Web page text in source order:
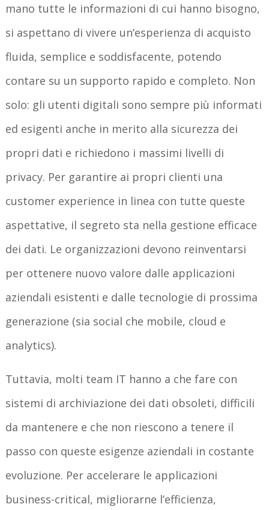
mano tutte le informazioni di cui hanno bisogno,
si aspettano di vivere un’esperienza di acquisto
fluida, semplice e soddisfacente, potendo
contare su un supporto rapido e completo. Non
solo: gli utenti digitali sono sempre più informati
ed esigenti anche in merito alla sicurezza dei
propri dati e richiedono i massimi livelli di
privacy. Per garantire ai propri clienti una
customer experience in linea con tutte queste
aspettative, il segreto sta nella gestione efficace
dei dati. Le organizzazioni devono reinventarsi
per ottenere nuovo valore dalle applicazioni
aziendali esistenti e dalle tecnologie di prossima
generazione (sia social che mobile, cloud e
analytics).
Tuttavia, molti team IT hanno a che fare con
sistemi di archiviazione dei dati obsoleti, difficili
da mantenere e che non riescono a tenere il
passo con queste esigenze aziendali in costante
evoluzione. Per accelerare le applicazioni
business-critical, migliorarne l’efficienza,